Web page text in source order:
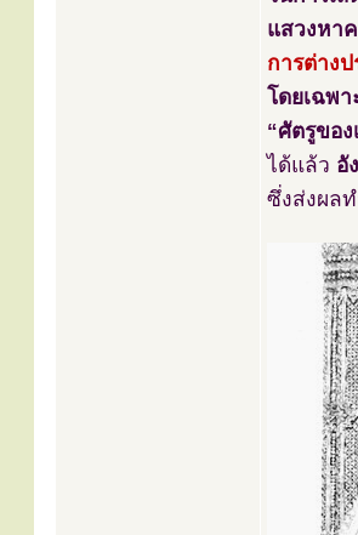
แสวงหา
การต่าง
โดยเฉพ
“ศัตรูขอ
ได้แล้ว อั
ซึ่งส่งผล